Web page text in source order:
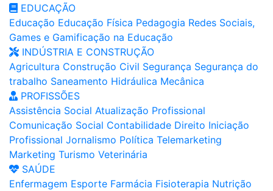
EDUCAÇÃO
Educação Educação Física Pedagogia Redes Sociais,
Games e Gamificação na Educação
INDÚSTRIA E CONSTRUÇÃO
Agricultura Construção Civil Segurança Segurança do
trabalho Saneamento Hidráulica Mecânica
PROFISSÕES
Assistência Social Atualização Profissional
Comunicação Social Contabilidade Direito Iniciação
Profissional Jornalismo Política Telemarketing
Marketing Turismo Veterinária
SAÚDE
Enfermagem Esporte Farmácia Fisioterapia Nutrição